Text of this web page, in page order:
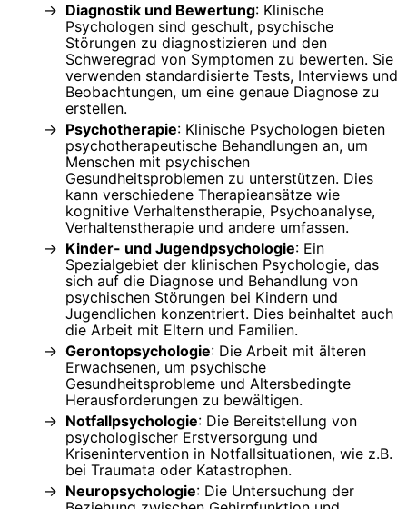
Diagnostik und Bewertung: Klinische
Psychologen sind geschult, psychische
Störungen zu diagnostizieren und den
Schweregrad von Symptomen zu bewerten. Sie
verwenden standardisierte Tests, Interviews und
Beobachtungen, um eine genaue Diagnose zu
erstellen.
Psychotherapie: Klinische Psychologen bieten
psychotherapeutische Behandlungen an, um
Menschen mit psychischen
Gesundheitsproblemen zu unterstützen. Dies
kann verschiedene Therapieansätze wie
kognitive Verhaltenstherapie, Psychoanalyse,
Verhaltenstherapie und andere umfassen.
Kinder- und Jugendpsychologie: Ein
Spezialgebiet der klinischen Psychologie, das
sich auf die Diagnose und Behandlung von
psychischen Störungen bei Kindern und
Jugendlichen konzentriert. Dies beinhaltet auch
die Arbeit mit Eltern und Familien.
Gerontopsychologie: Die Arbeit mit älteren
Erwachsenen, um psychische
Gesundheitsprobleme und Altersbedingte
Herausforderungen zu bewältigen.
Notfallpsychologie: Die Bereitstellung von
psychologischer Erstversorgung und
Krisenintervention in Notfallsituationen, wie z.B.
bei Traumata oder Katastrophen.
Neuropsychologie: Die Untersuchung der